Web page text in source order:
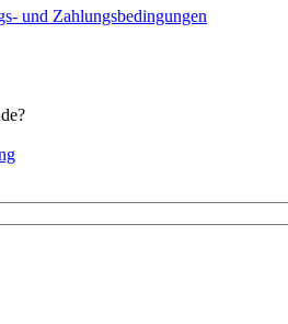
und Zahlungsbedingungen